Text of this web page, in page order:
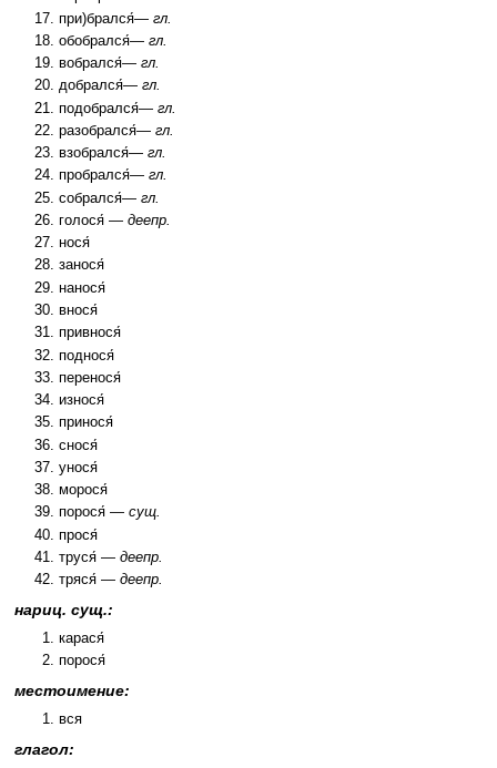
при)брался́—гл.
обобрался́—гл.
вобрался́—гл.
добрался́—гл.
подобрался́—гл.
разобрался́—гл.
взобрался́—гл.
пробрался́—гл.
собрался́—гл.
голося́ —деепр.
нося́
занося́
нанося́
внося́
привнося́
поднося́
перенося́
износя́
принося́
снося́
унося́
морося́
порося́ —сущ.
прося́
труся́ —деепр.
тряся́ —деепр.
нариц. сущ.:
карася́
порося́
местоимение:
вся
глагол: